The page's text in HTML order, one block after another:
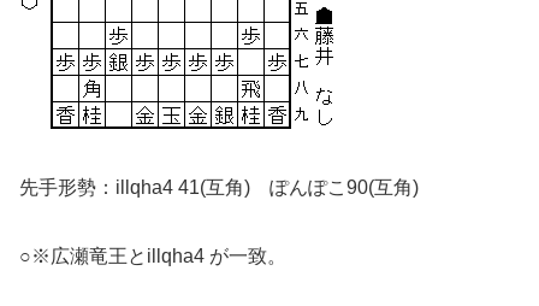
先手形勢：illqha4 41(互角) ぽんぽこ90(互角)
○※広瀬竜王とillqha4 が一致。